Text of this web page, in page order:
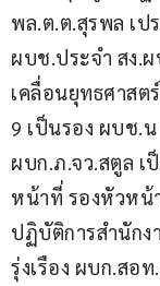
พล.ต.ต.สุรพล เป
ผบช.ประจำ สง.
เคลื่อนยุทธศาส
9 เป็นรอง ผบช.
ผบก.ภ.จว.สตูล เ
หน้าที่ รองหัวหน้
ปฏิบัติการสำนักง
รุ่งเรือง ผบก.สอ